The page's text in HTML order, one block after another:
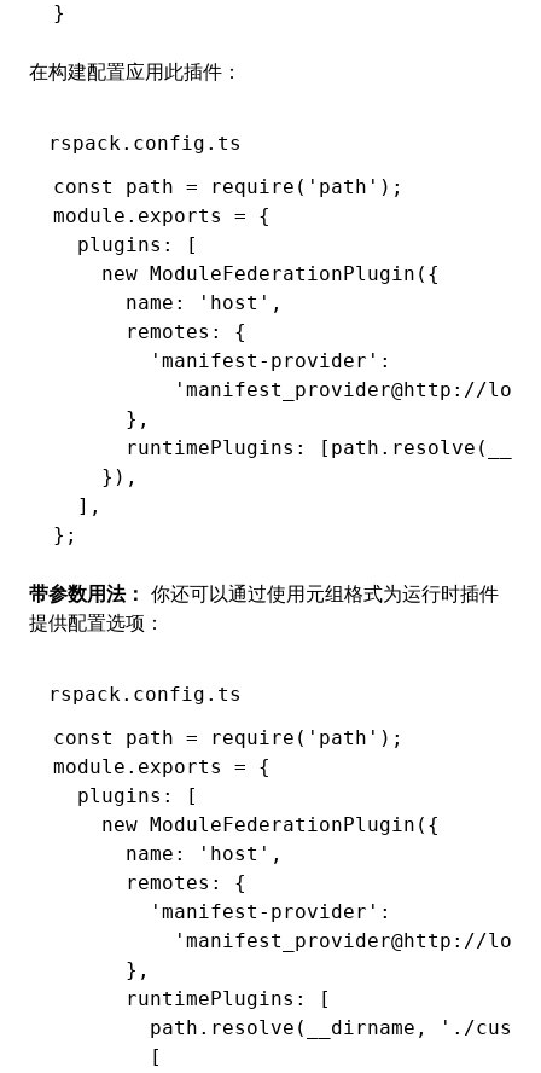
}
在构建配置应用此插件：
rspack.config.ts
const
path = require ( 'path' );
module . exports = {
  plugins
:
[
    new
ModuleFederationPlugin ({
      name
: 'host' ,
      remotes
:
{
        'manifest-provider'
:
'manifest_provider@http://
      }
,
      runtimePlugins
: [ path .resolve
    })
,
  ]
,
};
带参数用法： 你还可以通过使用元组格式为运行时插件
提供配置选项：
rspack.config.ts
const
path = require ( 'path' );
module . exports = {
  plugins
:
[
    new
ModuleFederationPlugin ({
      name
: 'host' ,
      remotes
:
{
        'manifest-provider'
:
'manifest_provider@http://
      }
,
      runtimePlugins
:
[
        path
.resolve (__dirname ,
'./
        [